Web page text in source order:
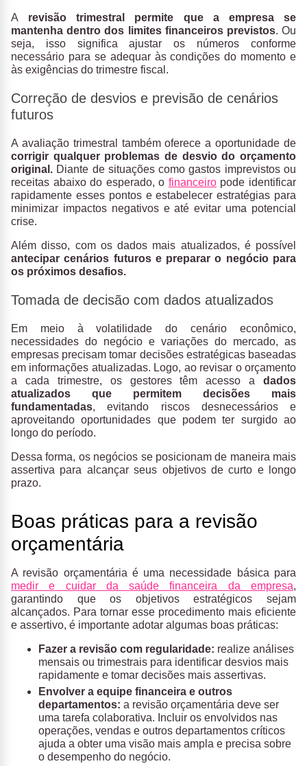
A revisão trimestral permite que a empresa se
mantenha dentro dos limites financeiros previstos. Ou
seja, isso significa ajustar os números conforme
necessário para se adequar às condições do momento e
às exigências do trimestre fiscal.
Correção de desvios e previsão de cenários
futuros
A avaliação trimestral também oferece a oportunidade de
corrigir qualquer problemas de desvio do orçamento
original. Diante de situações como gastos imprevistos ou
receitas abaixo do esperado, o financeiro pode identificar
rapidamente esses pontos e estabelecer estratégias para
minimizar impactos negativos e até evitar uma potencial
crise.
Além disso, com os dados mais atualizados, é possível
antecipar cenários futuros e preparar o negócio para
os próximos desafios.
Tomada de decisão com dados atualizados
Em meio à volatilidade do cenário econômico,
necessidades do negócio e variações do mercado, as
empresas precisam tomar decisões estratégicas baseadas
em informações atualizadas. Logo, ao revisar o orçamento
a cada trimestre, os gestores têm acesso a dados
atualizados que permitem decisões mais
fundamentadas, evitando riscos desnecessários e
aproveitando oportunidades que podem ter surgido ao
longo do período.
Dessa forma, os negócios se posicionam de maneira mais
assertiva para alcançar seus objetivos de curto e longo
prazo.
Boas práticas para a revisão
orçamentária
A revisão orçamentária é uma necessidade básica para
medir e cuidar da saúde financeira da empresa,
garantindo que os objetivos estratégicos sejam
alcançados. Para tornar esse procedimento mais eficiente
e assertivo, é importante adotar algumas boas práticas:
Fazer a revisão com regularidade: realize análises
mensais ou trimestrais para identificar desvios mais
rapidamente e tomar decisões mais assertivas.
Envolver a equipe financeira e outros
departamentos: a revisão orçamentária deve ser
uma tarefa colaborativa. Incluir os envolvidos nas
operações, vendas e outros departamentos críticos
ajuda a obter uma visão mais ampla e precisa sobre
o desempenho do negócio.